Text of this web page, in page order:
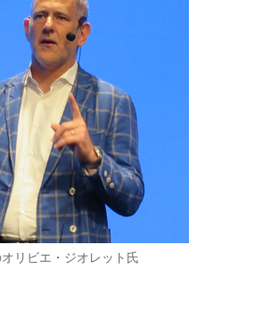
リビエ・ジオレット氏